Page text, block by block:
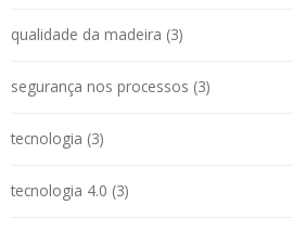
qualidade da madeira (3)
segurança nos processos (3)
tecnologia (3)
tecnologia 4.0 (3)